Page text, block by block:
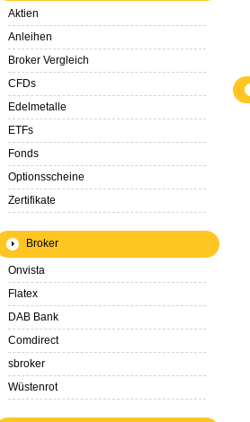
Aktien
Anleihen
Broker Vergleich
CFDs
Edelmetalle
ETFs
Fonds
Optionsscheine
Zertifikate
Broker
Onvista
Flatex
DAB Bank
Comdirect
sbroker
Wüstenrot